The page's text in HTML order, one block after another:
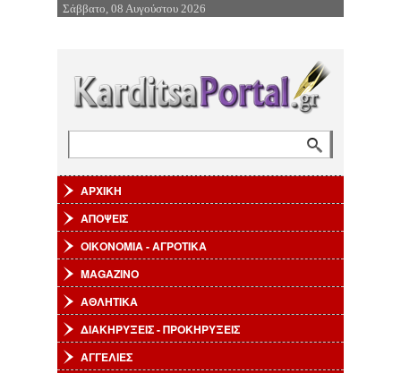
Επιστροφή στην Πλοήγηση
Σάββατο, 08 Αυγούστου 2026
ΑΡΧΙΚΗ
ΑΠΟΨΕΙΣ
ΟΙΚΟΝΟΜΙΑ - ΑΓΡΟΤΙΚΑ
MAGAZINO
ΑΘΛΗΤΙΚΑ
ΔΙΑΚΗΡΥΞΕΙΣ - ΠΡΟΚΗΡΥΞΕΙΣ
ΑΓΓΕΛΙΕΣ